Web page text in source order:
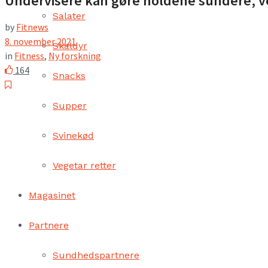
Salater
Skaldyr
Snacks
Supper
Svinekød
Vegetar retter
Magasinet
Partnere
Sundhedspartnere
by Fitnews
8. november 2021
in Fitness, Ny forskning
164